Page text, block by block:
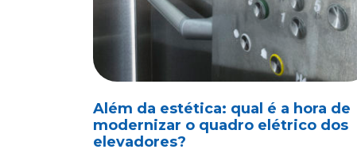
Além da estética: qual é a hora de
modernizar o quadro elétrico dos
elevadores?